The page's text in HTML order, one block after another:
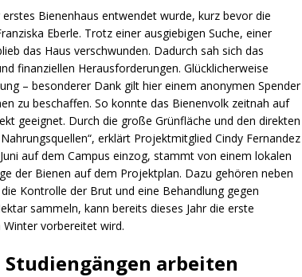
Bienenhaus entwendet wurde, kurz bevor die
Eberle. Trotz einer ausgiebigen Suche, einer
das Haus verschwunden. Dadurch sah sich das
finanziellen Herausforderungen. Glücklicherweise
– besonderer Dank gilt hier einem anonymen Spender
zu beschaffen. So konnte das Bienenvolk zeitnah auf
geeignet. Durch die große Grünfläche und den direkten
erklärt Projektmitglied Cindy Fernandez
auf dem Campus einzog, stammt von einem lokalen
der Bienen auf dem Projektplan. Dazu gehören neben
Kontrolle der Brut und eine Behandlung gegen
sammeln, kann bereits dieses Jahr die erste
vorbereitet wird.
arbeiten